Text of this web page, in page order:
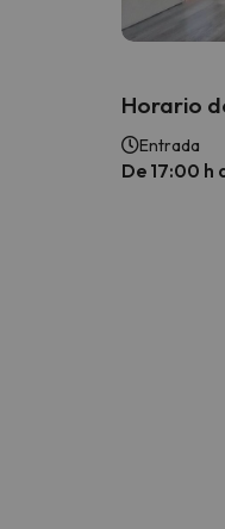
Horario
Entrada
De 17:00 h